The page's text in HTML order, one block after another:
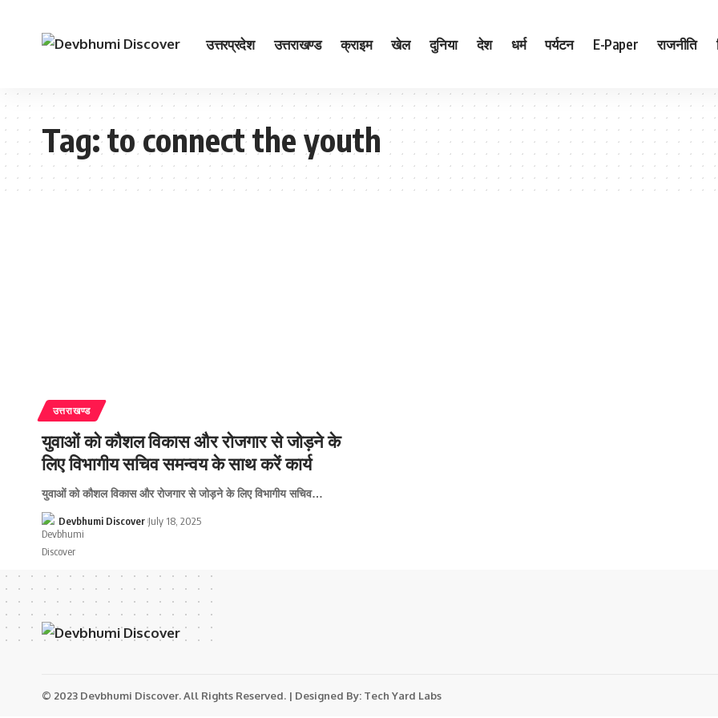
उत्तरप्रदेश उत्तराखण्ड क्राइम खेल दुनिया देश धर्म पर्यटन E-Paper राजनीति
Tag:to connect the youth
उत्तराखण्ड
युवाओं को कौशल विकास और रोजगार से जोड़ने के
लिए विभागीय सचिव समन्वय के साथ करें कार्य
युवाओं को कौशल विकास और रोजगार से जोड़ने के लिए विभागीय सचिव…
Devbhumi Discover July 18, 2025
© 2023 Devbhumi Discover. All Rights Reserved. | Designed By: Tech Yard Labs